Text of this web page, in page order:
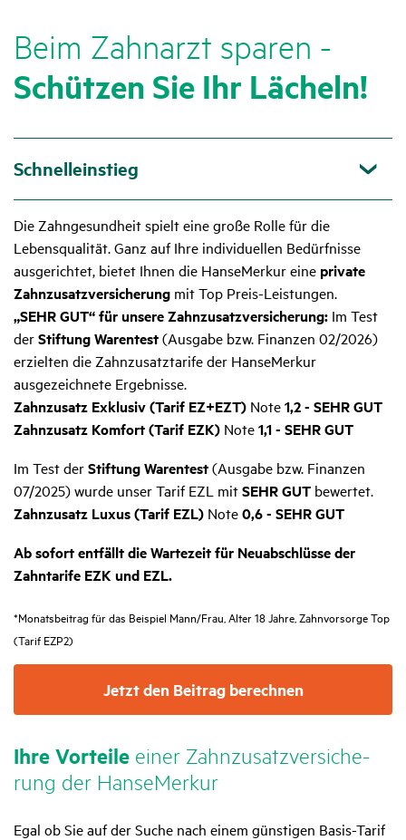
Beim Zahn­arzt sparen -
Schützen Sie Ihr Lächeln!
Schnelleinstieg
Die Zahngesundheit spielt eine große Rolle für die
Lebensqualität. Ganz auf Ihre individuellen Bedürfnisse
ausgerichtet, bietet Ihnen die HanseMerkur eine private
Zahnzusatzversicherung mit Top Preis-Leistungen.
„SEHR GUT“ für unsere Zahnzusatzversicherung: Im Test
derStiftung Warentest(Ausgabe bzw. Finanzen 02/2026)
erzielten die Zahnzusatztarife der HanseMerkur
ausgezeichnete Ergebnisse.
Zahnzusatz Exklusiv (Tarif EZ+EZT) Note1,2- SEHR GUT
Zahnzusatz Komfort (Tarif EZK) Note1,1- SEHR GUT
Im Test derStiftung Warentest(Ausgabe bzw. Finanzen
07/2025) wurde unser Tarif EZL mitSEHR GUT bewertet.
Zahnzusatz Luxus (Tarif EZL) Note0,6 - SEHR GUT
Ab sofort entfällt die Wartezeit für Neuabschlüsse der
Zahntarife EZK und EZL.
*Monatsbeitrag für das Beispiel Mann/Frau, Alter 18 Jahre, Zahnvorsorge Top
(Tarif EZP2)
Jetzt den Beitrag berechnen
Ihre Vorteile einer Zahn­zu­satz­ver­si­che­
rung der HanseMerkur
Egal ob Sie auf der Suche nach einem günstigen Basis-Tarif